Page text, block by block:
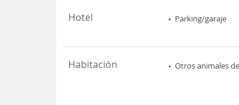
Hotel Parking/garaje
Habitación Otros animales